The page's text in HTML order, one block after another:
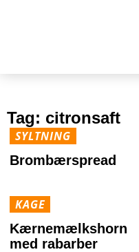
Tag: citronsaft
SYLTNING
Brombærspread
KAGE
Kærnemælkshorn
med rabarber